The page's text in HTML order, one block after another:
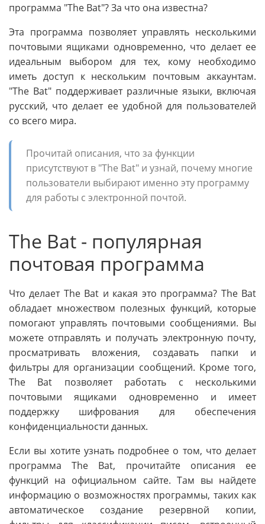
программа "The Bat"? За что она известна?
Эта программа позволяет управлять несколькими
почтовыми ящиками одновременно, что делает ее
идеальным выбором для тех, кому необходимо
иметь доступ к нескольким почтовым аккаунтам.
"The Bat" поддерживает различные языки, включая
русский, что делает ее удобной для пользователей
со всего мира.
Прочитай описания, что за функции
присутствуют в "The Bat" и узнай, почему многие
пользователи выбирают именно эту программу
для работы с электронной почтой.
The Bat - популярная
почтовая программа
Что делает The Bat и какая это программа? The Bat
обладает множеством полезных функций, которые
помогают управлять почтовыми сообщениями. Вы
можете отправлять и получать электронную почту,
просматривать вложения, создавать папки и
фильтры для организации сообщений. Кроме того,
The Bat позволяет работать с несколькими
почтовыми ящиками одновременно и имеет
поддержку шифрования для обеспечения
конфиденциальности данных.
Если вы хотите узнать подробнее о том, что делает
программа The Bat, прочитайте описания ее
функций на официальном сайте. Там вы найдете
информацию о возможностях программы, таких как
автоматическое создание резервной копии,